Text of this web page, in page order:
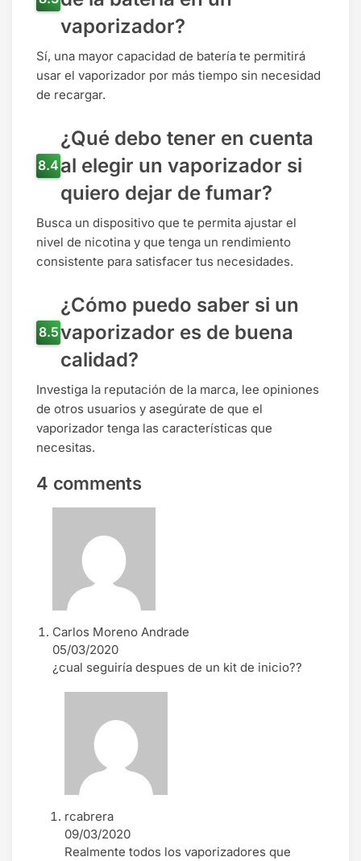
vaporizador?
Sí, una mayor capacidad de batería te permitirá
usar el vaporizador por más tiempo sin necesidad
de recargar.
¿Qué debo tener en cuenta
al elegir un vaporizador si
quiero dejar de fumar?
Busca un dispositivo que te permita ajustar el
nivel de nicotina y que tenga un rendimiento
consistente para satisfacer tus necesidades.
¿Cómo puedo saber si un
vaporizador es de buena
calidad?
Investiga la reputación de la marca, lee opiniones
de otros usuarios y asegúrate de que el
vaporizador tenga las características que
necesitas.
4 comments
Carlos Moreno Andrade
05/03/2020
¿cual seguiría despues de un kit de inicio??
rcabrera
09/03/2020
Realmente todos los vaporizadores que